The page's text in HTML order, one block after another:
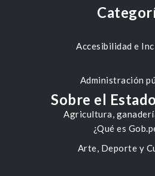
Accesibilidad e
Administración
Agricultura,
Arte, Deporte y
Sobre el
¿Qué es